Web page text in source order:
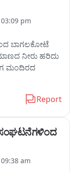
pm
ಬಾಗಲಕೋಟೆ
ನೀರು ಹರಿದು
ಮಂದಿರದ
ಸಂಚಾರ
Report
am